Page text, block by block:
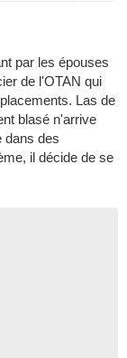
par les épouses
de l'OTAN qui
Las de
blasé n'arrive
dans des
il décide de se